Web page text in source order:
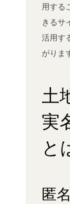
用する
きるサ
活用す
がりま
土
実
と
匿